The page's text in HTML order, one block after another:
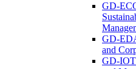
GD-
GD-
and
GD-IOT